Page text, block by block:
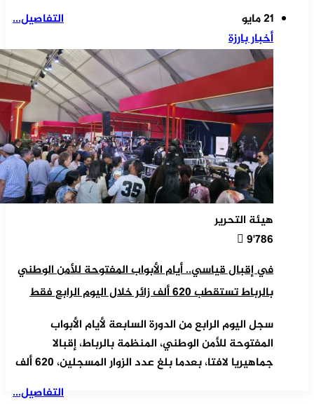
التفاصيل...
21 مايو
أخبار بارزة
هيئة التحرير
9٬786
في إقبال قياسي.. أيام الأبواب المفتوحة للأمن الوطني
بالرباط تستقطب 620 ألف زائر خلال اليوم الرابع فقط
سجل اليوم الرابع من الدورة السابعة لأيام الأبواب
المفتوحة للأمن الوطني، المنظمة بالرباط، إقبالا
جماهيريا لافتا، بعدما بلغ عدد الزوار المسجلين، 620 ألف
التفاصيل...